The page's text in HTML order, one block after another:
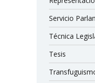
Servicio
Técnica
Tesis